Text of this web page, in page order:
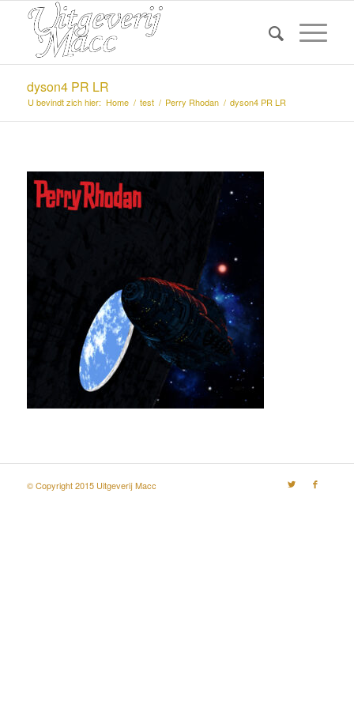
dyson4 PR LR
U bevindt zich hier: Home / test / Perry Rhodan / dyson4 PR LR
© Copyright 2015 Uitgeverij Macc